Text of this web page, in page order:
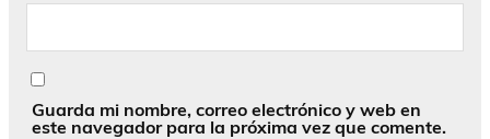
Guarda mi nombre, correo electrónico y web en
este navegador para la próxima vez que comente.